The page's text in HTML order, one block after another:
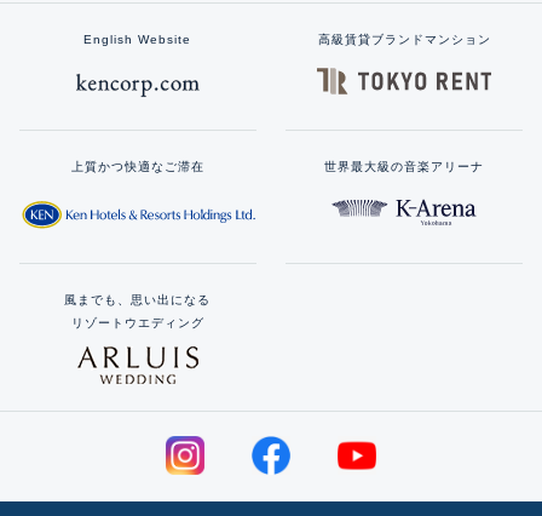
English Website 高級賃貸ブランドマンション
上質かつ快適なご滞在 世界最大級の音楽アリーナ
風までも、思い出になる
リゾートウエディング